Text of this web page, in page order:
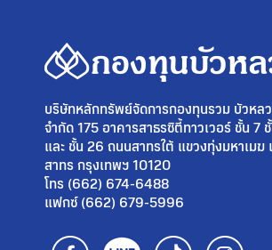
บริษัทหลักทรัพย์จัดการกองทุนรวม บัวหล
จำกัด 175 อาคารสาธรซิตี้ทาวเวอร์ ชั้น 7
และ ชั้น 26 ถนนสาทรใต้ แขวงทุ่งมหาเมฆ
สาทร กรุงเทพฯ 10120
โทร (662) 674-6488
แฟกซ์ (662) 679-5996